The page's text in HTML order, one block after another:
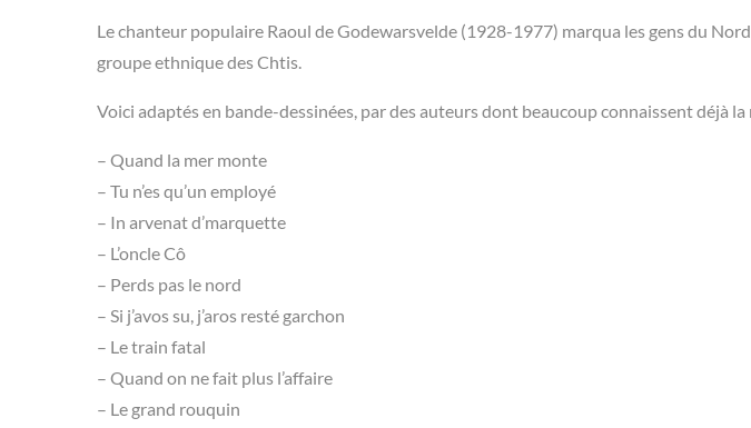
Le chanteur populaire Raoul de Godewarsvelde (1928-1977) marqua les gens du
groupe ethnique des Chtis.
Voici adaptés en bande-dessinées, par des auteurs dont beaucoup connaissent déjà la
– Quand la mer monte
– Tu n’es qu’un employé
– In arvenat d’marquette
– L’oncle Cô
– Perds pas le nord
– Si j’avos su, j’aros resté garchon
– Le train fatal
– Quand on ne fait plus l’affaire
– Le grand rouquin